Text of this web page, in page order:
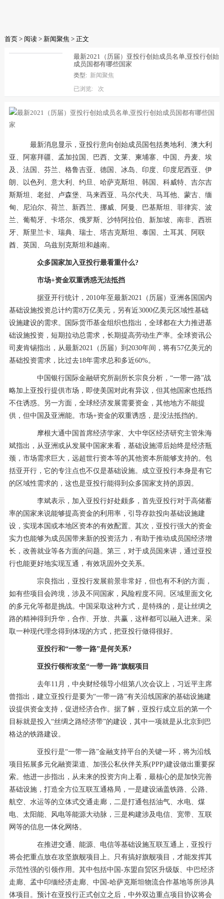
首页> 阅读> 新闻聚焦 > 正文
最新2021（历届）亚投行创始成员名单,亚投行创始
成员国都有哪些国家
类型: 新闻聚焦
已浏览:
次
最新消息显示，亚投行意向创始成员国包括奥地利、澳大利
亚、阿塞拜疆、孟加拉国、巴西、文莱、柬埔寨、中国、丹麦、埃
及、法国、芬兰、格鲁吉亚、德国、冰岛、印度、印度尼西亚、伊
朗、以色列、意大利、约旦、哈萨克斯坦、韩国、科威特、吉尔吉
斯斯坦、老挝、卢森堡、马来西亚、马尔代夫、马耳他、蒙古、缅
甸、尼泊尔、荷兰、新西兰、挪威、阿曼、巴基斯坦、菲律宾、波
兰、葡萄牙、卡塔尔、俄罗斯、沙特阿拉伯、新加坡、南非、西班
牙、斯里兰卡、瑞典、瑞士、塔吉克斯坦、泰国、土耳其、阿联
酋、英国、乌兹别克斯坦和越南。
众多国家加入亚投行最看重什么?
市场+资金双重诱惑无法抵挡
据亚开行统计，2010年至最新2021（历届）亚洲各国国内
基础设施投资总计约需8万亿美元，另有近3000亿美元区域性基础
设施建设的需求。国际货币基金组织也指出，全球都在大力推进基
础设施投资，短期拉动总需求，长期提高劳动生产率。全球资讯公
司麦肯锡指出，从最新2021（历届）到2030年间，将有57亿美元的
基础投资需求，比过去18年需求总和多近60%。
中国银行国际金融研究所副所长宗良分析，“一带一路”战
略加上亚投行提供市场，即使美国对此有异议，但其他国家也抵挡
不住诱惑。另一方面，全球经济发展需要资金，其他地方不能提
供，但中国及亚洲能。市场+资金的双重诱惑，是没法抵挡的。
摩根大通中国首席经济学家、大中华区经济研究主管朱海
斌指出，从亚洲或从发展中国家来看，基础设施滞后始终是经济瓶
颈，市场需求巨大，远超世行资本等的其他资本所能够支持的。包
括亚开行，它的专注点也不仅是基础设施。成立亚投行本身是有它
的区域性需求的，这也是亚投行能得到众多国家支持的原因。
李斌表示，加入亚投行好处颇多，首先亚投行对于高储蓄
率的国家来说能够提高资金的利用率，引导存款投向基础设施建
设，实现本国或本地区资本的有效配置。其次，亚投行强大的资金
实力也能够为成员国带来新的投资活力，有助于推动成员国经济增
长，改善就业等各方面的问题。第三，对于成员国来讲，通过亚投
行也能更好地实现互通，有效巩固外交关系。
宗良指出，亚投行发展前景非常好，但也有不利的方面，
如有些项目会跨境，涉及不同国家，风险程度不同。区域里面文化
的多元化等都是挑战。中国采取这种方式，是特殊的，是让丝绸之
路的精神得到升华，合作、开放、共赢，这样都可以融入进来。采
取一种现代理念得到体现的方式，把亚投行做得很好。
亚投行和“一带一路”是何关系?
亚投行领衔攻坚“一带一路”旗舰项目
去年11月，中央财经领导小组第八次会议上，习近平主席
曾指出，建立亚投行是要为“一带一路”有关沿线国家的基础设施建
设提供资金支持，促进经济合作。据了解，亚投行成立后的第一个
目标就是投入“丝绸之路经济带”的建设，其中一项就是从北京到巴
格达的铁路建设。
亚投行是“一带一路”金融支持平台的关键一环，将为沿线
项目拓展多元化融资渠道、加强公私伙伴关系(PPP)建设做出重要探
索。他进一步指出，从未来的投资方向上看，最核心的是加快完善
基础设施，打造全方位互联互通格局，一是建设涵盖铁路、公路、
航空、水运等的立体式交通走廊，二是打通包括油气、水电、煤
电、太阳能、风电等能源大动脉，三是构建涉及电信、宽带、互联
网等的信息一体化网络。
在推进交通、能源、电信等基础设施互联互通上，亚投行
将会把重点放在攻坚旗舰项目上。只有搞好旗舰项目，才能发挥其
示范性强的引领作用。其中包括中国-东盟自贸区升级版、中巴经济
走廊、孟中印缅经济走廊、中国-哈萨克斯坦物流合作基地等所涉具
体项目。预计在亚投行正式创立之后，中外双边重点项目协议将会